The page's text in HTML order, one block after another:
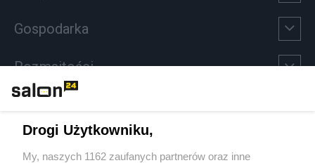
Gospodarka
Rozmaitości
Sport
Drogi Użytkowniku,
My, naszych 1162 zaufanych partnerów oraz inne